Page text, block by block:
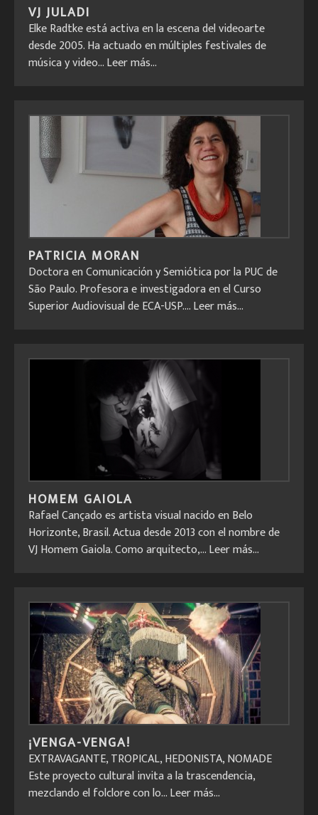
VJ JULADI
Elke Radtke está activa en la escena del videoarte
desde 2005. Ha actuado en múltiples festivales de
música y video...Leer más...
PATRICIA MORAN
Doctora en Comunicación y Semiótica por la PUC de
São Paulo. Profesora e investigadora en el Curso
Superior Audiovisual de ECA-USP....Leer más...
HOMEM GAIOLA
Rafael Cançado es artista visual nacido en Belo
Horizonte, Brasil. Actua desde 2013 con el nombre de
VJ Homem Gaiola. Como arquitecto,...Leer más...
¡VENGA-VENGA!
EXTRAVAGANTE, TROPICAL, HEDONISTA, NOMADE
Este proyecto cultural invita a la trascendencia,
mezclando el folclore con lo...Leer más...